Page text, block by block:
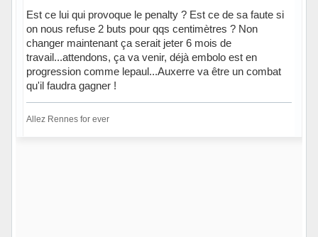
Est ce lui qui provoque le penalty ? Est ce de sa faute si
on nous refuse 2 buts pour qqs centimètres ? Non
changer maintenant ça serait jeter 6 mois de
travail...attendons, ça va venir, déjà embolo est en
progression comme lepaul...Auxerre va être un combat
qu'il faudra gagner !
Allez Rennes for ever